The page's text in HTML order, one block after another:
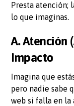
Presta atención;
lo que imaginas.
A. Atención
Impacto
Imagina que
pero nadie sabe
web si falla en la